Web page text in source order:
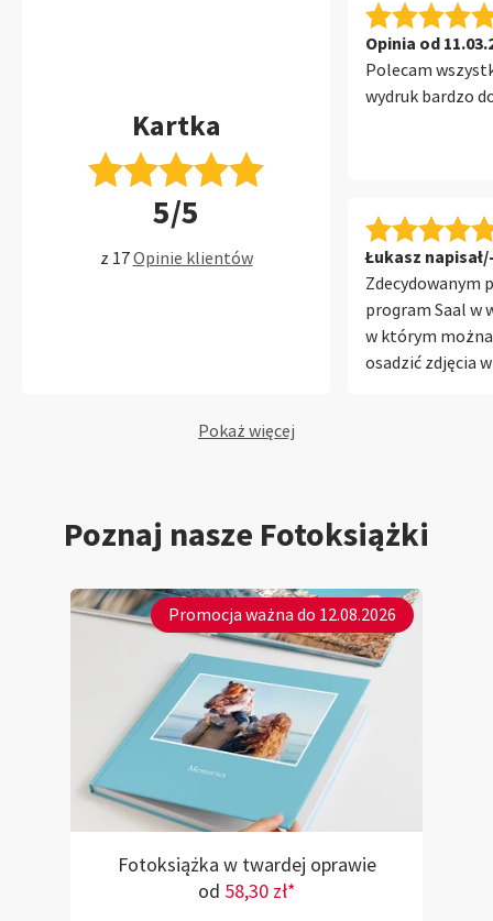
Kartka
5/5
z 17Opinie klientów
Opinia od
Polecam
wydruk bardzo
Łukasz
Zdecydowanym
program Saal w
w którym
osadzić zdjęcia
Pokaż więcej
Poznaj nasze Fotoksiążki
Promocja ważna do 12.08.2026
Fotoksiążka w twardej oprawie
od 58,30 zł*